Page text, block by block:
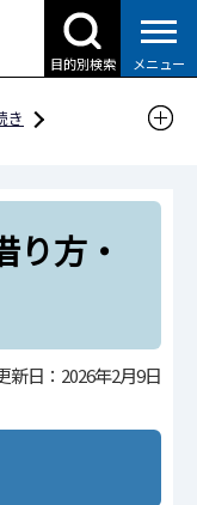
目的別検索 メニュー
き
方
り方・
新日：2026年2月9日